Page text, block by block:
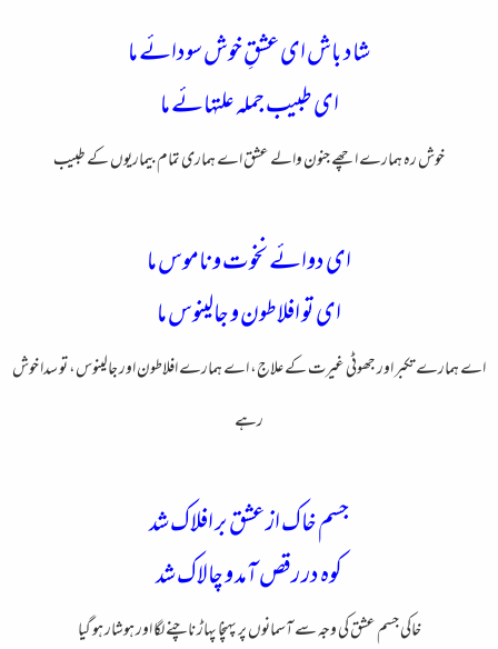
شاد باش ای عشقِ خوش سودائے ما
ای طبیب جمله علتهائے ما
خوش رہ ہمارے اچھے جنون والے عشق اے ہماری تمام بیماریوں کے طبیب
ای دوائے نخوت و ناموس ما
ای تو افلاطون و جالینوس ما
اے ہمارے تکبر اور جھوٹی غیرت کے علاج، اے ہمارے افلاطون اور جالینوس، تو سدا خوش
رہے
جسم خاک از عشق بر افلاک شد
کوه در رقص آمد و چالاک شد
خاکی جسم عشق کی وجہ سے آسمانوں پر پہنچا پہاڑ ناچنے لگا اور ہوشار ہو گیا